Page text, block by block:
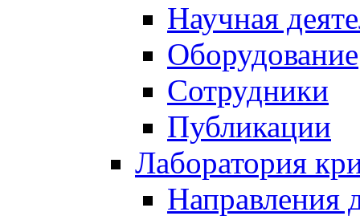
Научная
Оборудование
Сотрудники
Публикации
Лаборатория
Направления